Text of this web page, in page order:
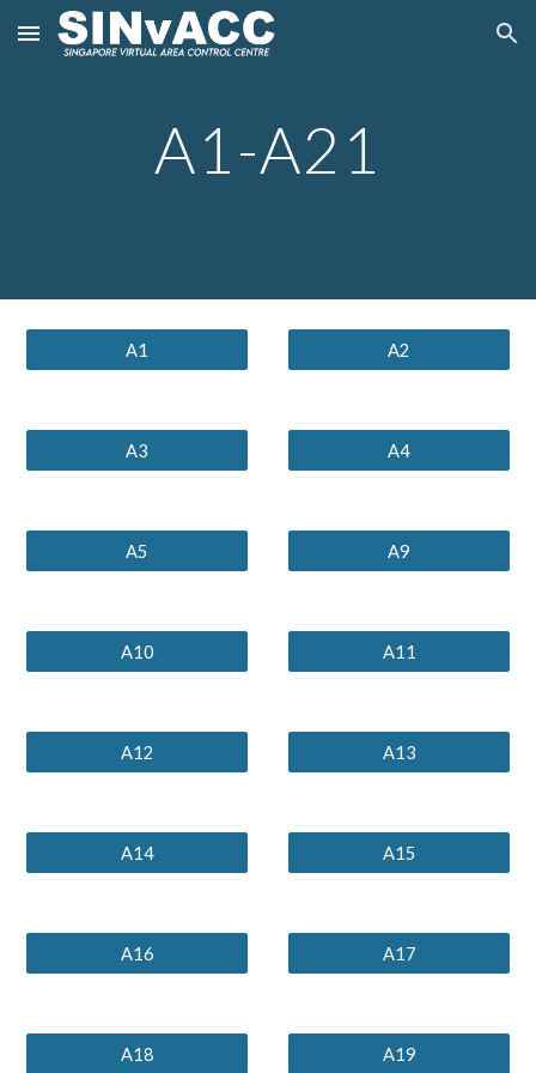
Skip to main content Skip to navigation
A1-A21
A1 A2
A3 A4
A5 A9
A10 A11
A12 A13
A14 A15
A16 A17
A18 A19